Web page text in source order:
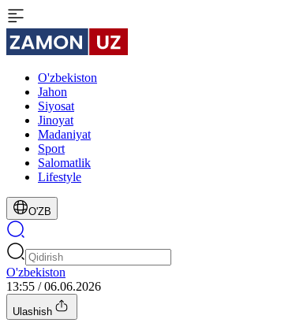
O'zbekiston
Jahon
Siyosat
Jinoyat
Madaniyat
Sport
Salomatlik
Lifestyle
O'ZB
O'zbekiston
13:55 / 06.06.2026
Ulashish